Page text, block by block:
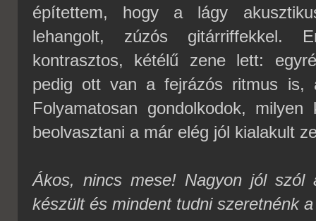
építettem, hogy a lágy
lehangolt, zúzós gitárriffekkel.
kontrasztos, kétélű zene lett:
pedig ott van a fejrázós ritmus is,
Folyamatosan gondolkodok,
beolvasztani a már elég jól kialakult
Ákos, nincs mese! Nagyon jól szól
készült és mindent tudni szeretnénk